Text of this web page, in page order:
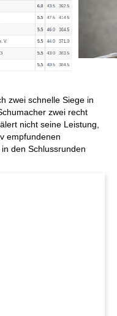
zwei schnelle Siege in
zwei recht
nicht seine Leistung,
empfundenen
den Schlussrunden